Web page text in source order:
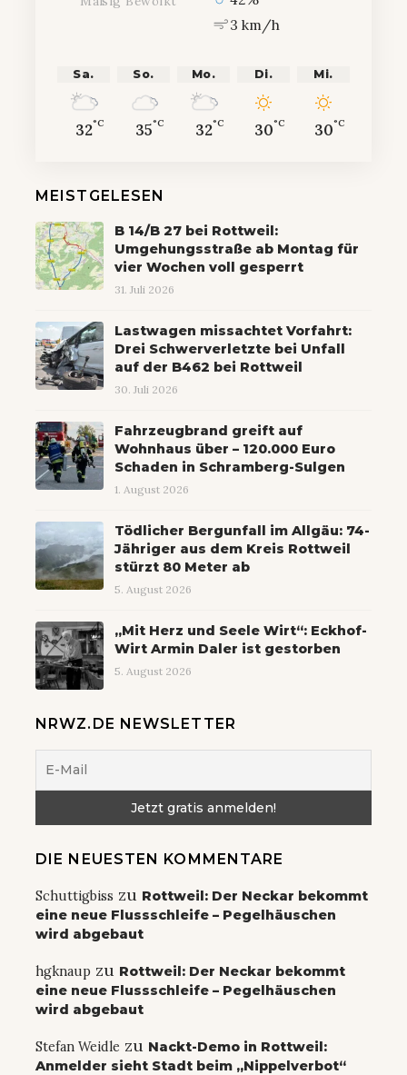
3 km/h
Sa.
32°C
So.
35°C
Mo.
32°C
Di.
30°C
Mi.
30°C
MEISTGELESEN
B 14/B 27 bei Rottweil:
Umgehungsstraße ab Montag für
vier Wochen voll gesperrt
31. Juli 2026
Lastwagen missachtet Vorfahrt:
Drei Schwerverletzte bei Unfall
auf der B462 bei Rottweil
30. Juli 2026
Fahrzeugbrand greift auf
Wohnhaus über – 120.000 Euro
Schaden in Schramberg-Sulgen
1. August 2026
Tödlicher Bergunfall im Allgäu: 74-
Jähriger aus dem Kreis Rottweil
stürzt 80 Meter ab
5. August 2026
„Mit Herz und Seele Wirt“: Eckhof-
Wirt Armin Daler ist gestorben
5. August 2026
NRWZ.DE NEWSLETTER
DIE NEUESTEN KOMMENTARE
Schuttigbiss zu Rottweil: Der Neckar bekommt
eine neue Flussschleife – Pegelhäuschen
wird abgebaut
hgknaup zu Rottweil: Der Neckar bekommt
eine neue Flussschleife – Pegelhäuschen
wird abgebaut
Stefan Weidle zu Nackt-Demo in Rottweil:
Anmelder sieht Stadt beim „Nippelverbot“